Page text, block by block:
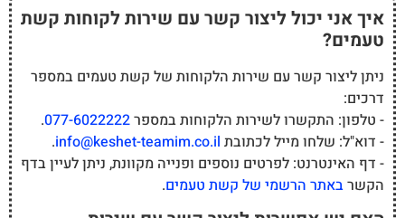
איך אני יכול ליצור קשר עם שירות לקוחות קשת
טעמים?
ניתן ליצור קשר עם שירות הלקוחות של קשת טעמים במספר
דרכים:
- טלפון: התקשרו לשירות הלקוחות במספר077-6022222
.
- דוא"ל: שלחו מייל לכתובת info@keshet-teamim.co.il
.
- דף האינטרנט: לפרטים נוספים ופנייה מקוונת, ניתן לעיין בדף
הקשרבאתר הרשמי של קשת טעמים.